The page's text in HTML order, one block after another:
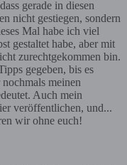
gerade in diesen
nicht gestiegen, sondern
Mal habe ich viel
gestaltet habe, aber mit
zurechtgekommen bin.
gegeben, bis es
meinen
Auch mein
veröffentlichen, und...
wir ohne euch!